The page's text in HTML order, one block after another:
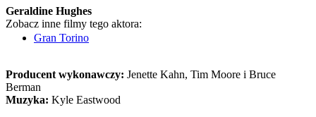
Geraldine Hughes
Zobacz inne filmy tego aktora:
Gran Torino
Producent wykonawczy: Jenette Kahn, Tim Moore i Bruce
Berman
Muzyka: Kyle Eastwood